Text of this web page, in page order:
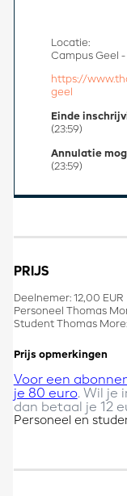
Locatie:
Campus Geel
https://
geel
Einde
(23:59)
Annulatie
(23:59)
PRIJS
Deelnemer: 12,00 EUR
Personeel Thomas
Student Thomas
Prijs opmerkingen
Voor een
je 80 euro. Wil je
dan betaal je 12
Personeel en